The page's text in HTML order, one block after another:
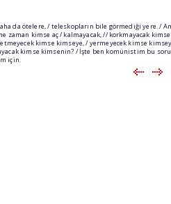
da ötelere, / teleskopların bile görmediği yere. /
zaman kimse aç / kalmayacak, // korkmayacak kimse
kimse kimseye, / yermeyecek kimse
kimse kimsenin? / İşte ben komünistim bu
için.